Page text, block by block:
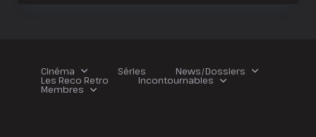
!
Cinéma Séries News/Dossiers
Les Reco Retro Incontournables
Membres